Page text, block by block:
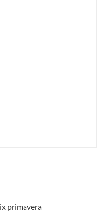
primavera